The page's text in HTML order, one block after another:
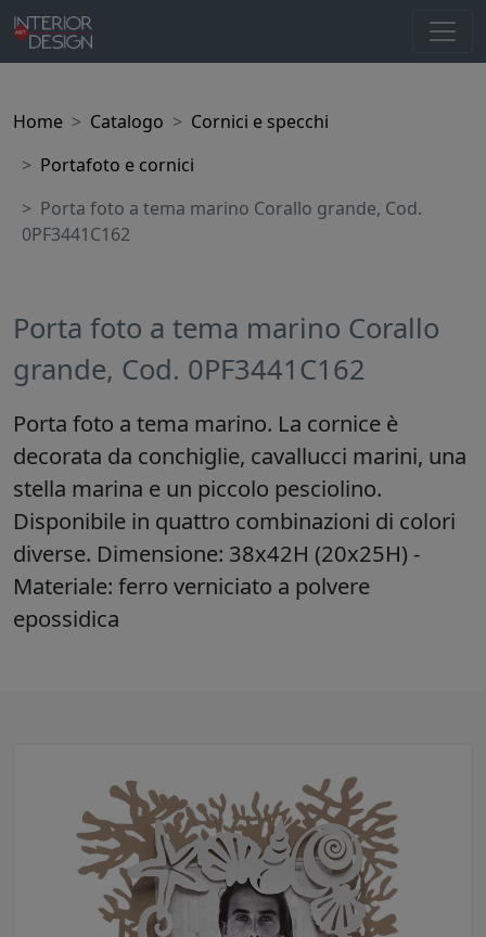
Home Catalogo
Cornici e specchi
Portafoto e cornici
Porta foto a tema marino Corallo grande, Cod.
0PF3441C162
Porta foto a tema marino Corallo
grande, Cod. 0PF3441C162
Porta foto a tema marino. La cornice è
decorata da conchiglie, cavallucci marini, una
stella marina e un piccolo pesciolino.
Disponibile in quattro combinazioni di colori
diverse. Dimensione: 38x42H (20x25H) -
Materiale: ferro verniciato a polvere
epossidica